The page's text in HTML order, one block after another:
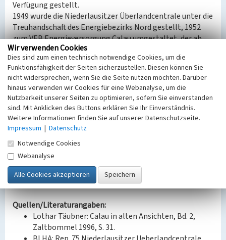
Verfügung gestellt.
1949 wurde die Niederlausitzer Überlandcentrale unter die
Treuhandschaft des Energiebezirks Nord gestellt, 1952
zum VEB Energieversorgung Calau umgestaltet, der ab
1980 als Betriebsteil Energieversorgung Calau im VEB
Energiekombinat Cottbus weitergeführt wurde. Aus
dieser Zeit stammt die Freiluftschaltanlage, die nördlich
errichtet wurde. Seit den 1990er Jahren war der Betrieb
Teil der Essag/Energieversorgung Spree-Schwarze Elster-
Aktiengesellschaft, heute gehört er zur envia Energie
Sachsen Brandenburg AG.
Datierung:
Erbauung: 1920
Erweiterung: 1930er
Erweiterung: nach 1949
Sanierung: nach 1990
Quellen/Literaturangaben:
Lothar Täubner: Calau in alten Ansichten, Bd. 2,
Zaltbommel 1996, S. 31.
Wir verwenden Cookies
Dies sind zum einen technisch notwendige Cookies, um die
Funktionsfähigkeit der Seiten sicherzustellen. Diesen können Sie
nicht widersprechen, wenn Sie die Seite nutzen möchten. Darüber
hinaus verwenden wir Cookies für eine Webanalyse, um die
Nutzbarkeit unserer Seiten zu optimieren, sofern Sie einverstanden
sind. Mit Anklicken des Buttons erklären Sie Ihr Einverständnis.
Weitere Informationen finden Sie auf unserer Datenschutzseite.
Impressum | Datenschutz
Notwendige Cookies
Webanalyse